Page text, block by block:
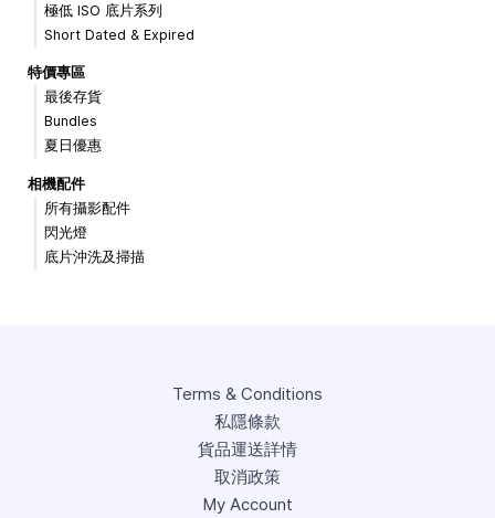
極低 ISO 底片系列
Short Dated & Expired
特價專區
最後存貨
Bundles
夏日優惠
相機配件
所有攝影配件
閃光燈
底片沖洗及掃描
Terms & Conditions
私隱條款
貨品運送詳情
取消政策
My Account